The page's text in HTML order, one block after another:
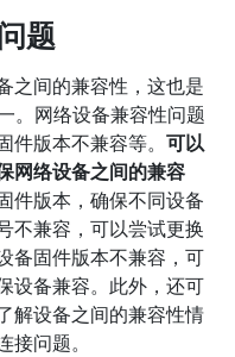
题
之间的兼容性，这也是
。网络设备兼容性问题
件版本不兼容等。可以
网络设备之间的兼容
件版本，确保不同设备
不兼容，可以尝试更换
备固件版本不兼容，可
设备兼容。此外，还可
解设备之间的兼容性情
问题。